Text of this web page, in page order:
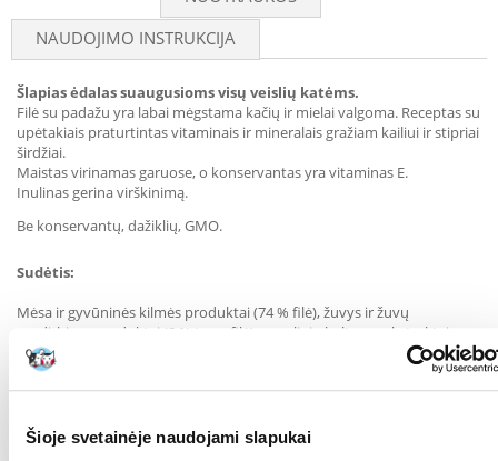
Šioje svetainėje naudojami slapukai
NAUDOJIMO INSTRUKCIJA
Šlapias ėdalas suaugusioms visų veislių katėms.
Filė su padažu yra labai mėgstama kačių ir mielai valgoma. Receptas su
upėtakiais praturtintas vitaminais ir mineralais gražiam kailiui ir stipriai
širdžiai.
Maistas virinamas garuose, o konservantas yra vitaminas E.
Inulinas gerina virškinimą.
Be konservantų, dažiklių, GMO.
Sudėtis:
Mėsa ir gyvūninės kilmės produktai (74 % filė), žuvys ir žuvų
perdirbimo produktai (8 % tuno filė), augalinių baltymų ekstraktai,
augalinės kilmės produktai (0,4 % inulino), mineralai, cukrus.
Šerkite kelis kartus per dieną, kad katė išlaikytų tinkamą kūno svorį.